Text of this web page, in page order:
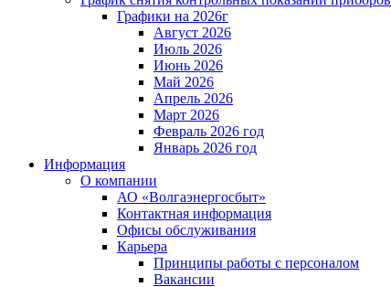
Графики на 2026г
Август 2026
Июль 2026
Июнь 2026
Май 2026
Апрель 2026
Март 2026
Февраль 2026 год
Январь 2026 год
Информация
О компании
АО «Волгаэнергосбыт»
Контактная информация
Офисы обслуживания
Карьера
Принципы работы с персоналом
Вакансии